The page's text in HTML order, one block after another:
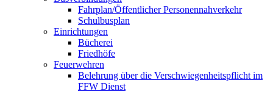
Fahrplan/Öffentlicher Personennahverkehr
Schulbusplan
Einrichtungen
Bücherei
Friedhöfe
Feuerwehren
Belehrung über die Verschwiegenheitspflicht im
FFW Dienst